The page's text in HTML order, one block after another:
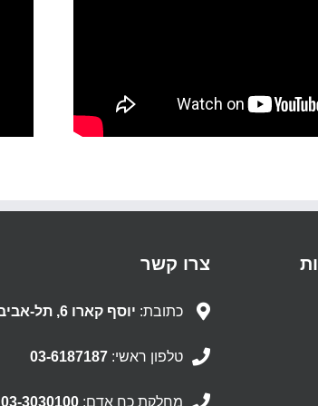
צרו קשר
כתובת: יוסף קארו 6, תל-אביב
טלפון ראשי: 03-6187187
מחלקת כח אדם: 03-3030100